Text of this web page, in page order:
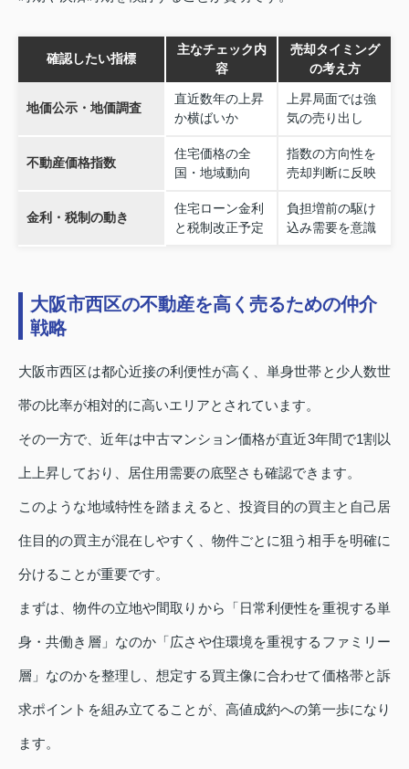
確認したい指標
主なチェック内
容
売却タイミング
の考え方
地価公示・地価調査
直近数年の上昇
か横ばいか
上昇局面では強
気の売り出し
不動産価格指数
住宅価格の全
国・地域動向
指数の方向性を
売却判断に反映
金利・税制の動き
住宅ローン金利
と税制改正予定
負担増前の駆け
込み需要を意識
大阪市西区の不動産を高く売るための仲介
戦略
大阪市西区は都心近接の利便性が高く、単身世帯と少人数世
帯の比率が相対的に高いエリアとされています。
その一方で、近年は中古マンション価格が直近3年間で1割以
上上昇しており、居住用需要の底堅さも確認できます。
このような地域特性を踏まえると、投資目的の買主と自己居
住目的の買主が混在しやすく、物件ごとに狙う相手を明確に
分けることが重要です。
まずは、物件の立地や間取りから「日常利便性を重視する単
身・共働き層」なのか「広さや住環境を重視するファミリー
層」なのかを整理し、想定する買主像に合わせて価格帯と訴
求ポイントを組み立てることが、高値成約への第一歩になり
ます。